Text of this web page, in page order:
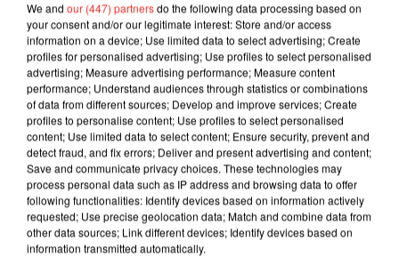
LES INTERVIEWS CHANTE
FRANCE
Voir plus
We and our (447) partnersdo the following data processing based on
your consent and/or our legitimate interest: Store and/or access
information on a device; Use limited data to select advertising; Create
profiles for personalised advertising; Use profiles to select personalised
advertising; Measure advertising performance; Measure content
performance; Understand audiences through statistics or combinations
of data from different sources; Develop and improve services; Create
profiles to personalise content; Use profiles to select personalised
content; Use limited data to select content; Ensure security, prevent and
detect fraud, and fix errors; Deliver and present advertising and content;
Save and communicate privacy choices. These technologies may
process personal data such as IP address and browsing data to offer
following functionalities: Identify devices based on information actively
requested; Use precise geolocation data; Match and combine data from
other data sources; Link different devices; Identify devices based on
information transmitted automatically.